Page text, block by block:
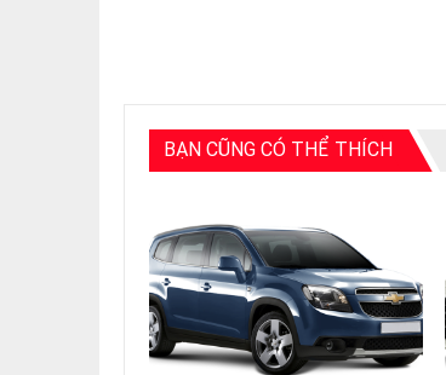
BẠN CŨNG CÓ THỂ THÍCH